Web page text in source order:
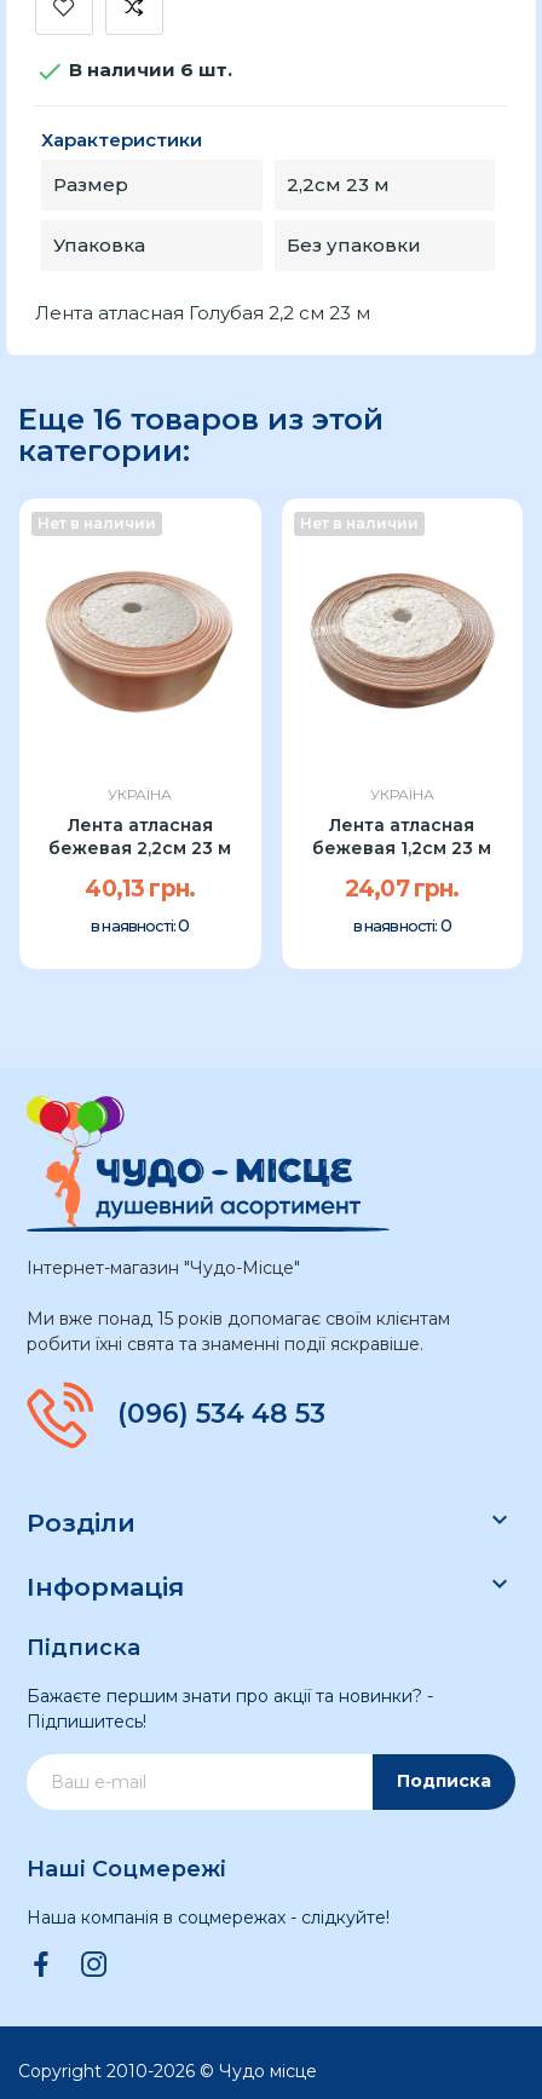
 В наличии 6 шт.
Характеристики
Размер
2,2см 23 м
Упаковка Без упаковки
Лента атласная Голубая 2,2 см 23 м
Еще 16 товаров из этой
категории:
Нет в наличии
УКРАЇНА
Лента атласная
бежевая 2,2см 23 м
40,13 грн.
в наявності:0
Нет в наличии
УКРАЇНА
Лента атласная
бежевая 1,2см 23 м
24,07 грн.
в наявності: 0
Інтернет-магазин "Чудо-Місце"
Ми вже понад 15 років допомагає своїм клієнтам
робити їхні свята та знаменні події яскравіше.
(096) 534 48 53
Розділи 
Інформація 
Підписка
Бажаєте першим знати про акції та новинки? -
Підпишитесь!
Подписка
Наші Соцмережі
Наша компанія в соцмережах - слідкуйте!
Copyright 2010-2026 © Чудо місце